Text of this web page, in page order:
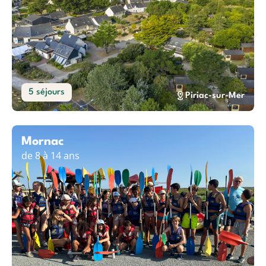
5 séjours Piriac-sur-Mer
Mornac
de 8 à 14 ans